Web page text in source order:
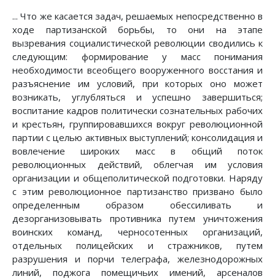
... Что же касается задач, решаемых непосредственно в
ходе партизанской борьбы, то они на этапе
вызревания социалистической революции сводились к
следующим: формирование у масс понимания
необходимости всеобщего вооруженного восстания и
разъяснение им условий, при которых оно может
возникать, углубляться и успешно завершиться;
воспитание кадров политически сознательных рабочих
и крестьян, группировавшихся вокруг революционной
партии с целью активных выступлений; консолидация и
вовлечение широких масс в общий поток
революционных действий, облегчая им условия
организации и общеполитической подготовки. Наряду
с этим революционное партизанство призвано было
определенным образом обессиливать и
дезорганизовывать противника путем уничтожения
воинских команд, черносотенных организаций,
отдельных полицейских и стражников, путем
разрушения и порчи телеграфа, железнодорожных
линий, поджога помещичьих имений, арсеналов